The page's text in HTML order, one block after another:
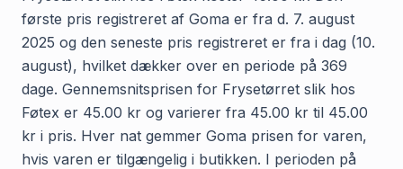
første pris registreret af Goma er fra d. 7. august
2025 og den seneste pris registreret er fra i dag (10.
august), hvilket dækker over en periode på 369
dage. Gennemsnitsprisen for Frysetørret slik hos
Føtex er 45.00 kr og varierer fra 45.00 kr til 45.00
kr i pris. Hver nat gemmer Goma prisen for varen,
hvis varen er tilgængelig i butikken. I perioden på